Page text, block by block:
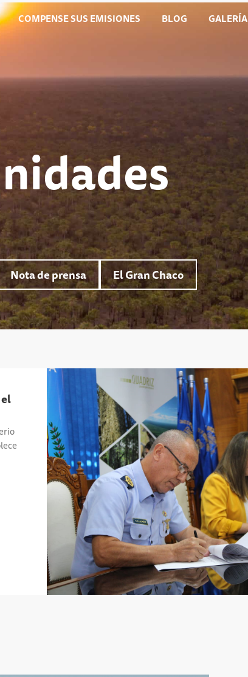
COMPENSE SUS EMISIONES BLOG GALERÍA
Nota de prensa El Gran Chaco